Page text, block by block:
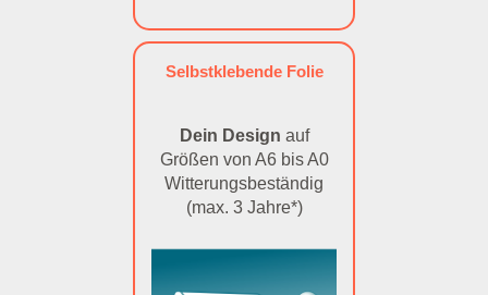
Selbstklebende Folie
Dein Design auf
Größen von A6 bis A0
Witterungsbeständig
(max. 3 Jahre*)